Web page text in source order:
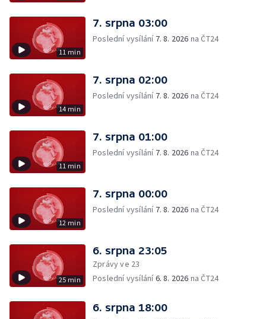
11 min
7. srpna 03:00
Poslední vysílání 7. 8. 2026 na ČT24
14 min
7. srpna 02:00
Poslední vysílání 7. 8. 2026 na ČT24
11 min
7. srpna 01:00
Poslední vysílání 7. 8. 2026 na ČT24
12 min
7. srpna 00:00
Poslední vysílání 7. 8. 2026 na ČT24
25 min
6. srpna 23:05
Zprávy ve 23
Poslední vysílání6. 8. 2026 na ČT24
6. srpna 18:00